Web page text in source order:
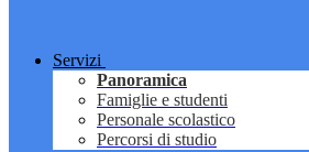
Servizi
Panoramica
Famiglie e studenti
Personale scolastico
Percorsi di studio